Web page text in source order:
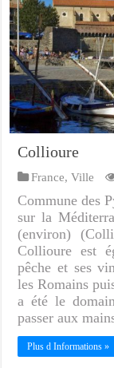
Collioure
France,Ville
Commune des
sur la
(environ)
Collioure est
pêche et ses
les Romains
a été le
passer aux
Plus d Informations »